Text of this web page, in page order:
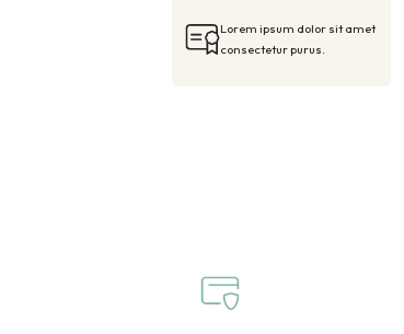
Lorem ipsum dolor sit amet
consectetur purus.